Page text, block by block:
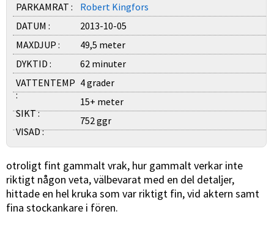
PARKAMRAT :
Robert Kingfors
DATUM :
2013-10-05
MAXDJUP :
49,5 meter
DYKTID :
62 minuter
VATTENTEMP
:
4 grader
SIKT :
15+ meter
VISAD :
752 ggr
otroligt fint gammalt vrak, hur gammalt verkar inte
riktigt någon veta, välbevarat med en del detaljer,
hittade en hel kruka som var riktigt fin, vid aktern samt
fina stockankare i fören.